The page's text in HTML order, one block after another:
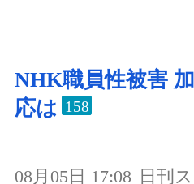
NHK職員性被害
応は 158
08月05日 17:08 日刊